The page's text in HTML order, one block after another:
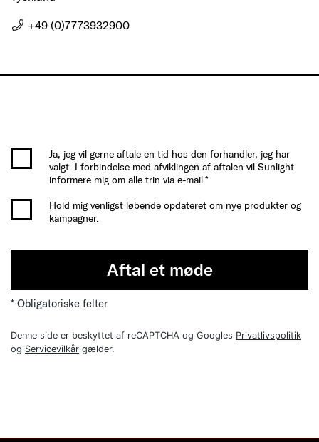
+49 (0)7773932900
Ja, jeg vil gerne aftale en tid hos den forhandler, jeg har
valgt. I forbindelse med afviklingen af aftalen vil Sunlight
informere mig om alle trin via e-mail.*
Hold mig venligst løbende opdateret om nye produkter og
kampagner.
Aftal et møde
* Obligatoriske felter
Denne side er beskyttet af reCAPTCHA og Googles Privatlivspolitik
og Servicevilkår gælder.